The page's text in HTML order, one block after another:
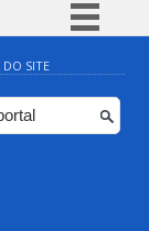
BR
SITE